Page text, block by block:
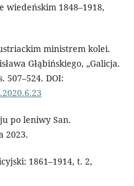
wiedeńskim 1848–1918,
ministrem kolei.
Głąbińskiego, „Galicja.
507–524. DOI:
po leniwy San.
2023.
1861–1914, t. 2,